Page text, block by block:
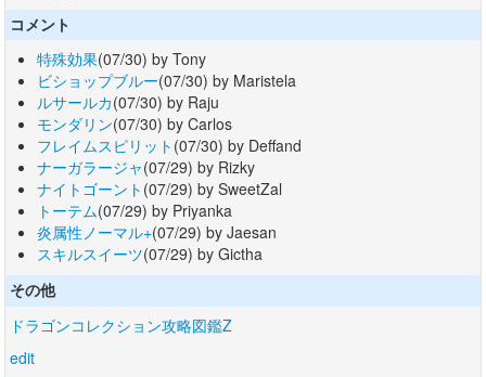
コメント
特殊効果(07/30) by Tony
ビショップブルー(07/30) by Maristela
ルサールカ(07/30) by Raju
モンダリン(07/30) by Carlos
フレイムスピリット (07/30) by Deffand
ナーガラージャ(07/29) by Rizky
ナイトゴーント (07/29) by SweetZal
トーテム(07/29) by Priyanka
炎属性ノーマル+(07/29) by Jaesan
スキルスイーツ(07/29) by Gictha
その他
ドラゴンコレクション攻略図鑑Z
edit